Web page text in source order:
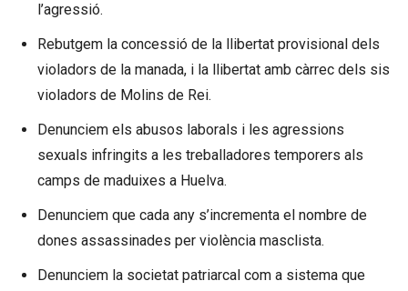
l’agressió.
Rebutgem la concessió de la llibertat provisional dels
violadors de la manada, i la llibertat amb càrrec dels sis
violadors de Molins de Rei.
Denunciem els abusos laborals i les agressions
sexuals infringits a les treballadores temporers als
camps de maduixes a Huelva.
Denunciem que cada any s’incrementa el nombre de
dones assassinades per violència masclista.
Denunciem la societat patriarcal com a sistema que